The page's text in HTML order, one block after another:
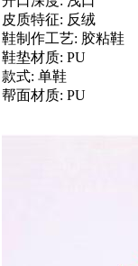
皮质特征: 反绒
鞋制作工艺: 胶粘鞋
鞋垫材质: PU
款式: 单鞋
帮面材质: PU